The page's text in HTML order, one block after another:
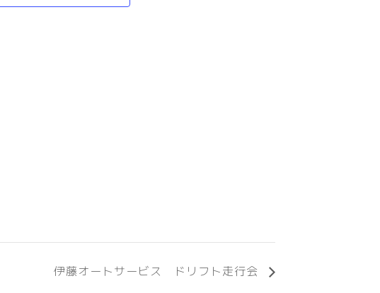
伊藤オートサービス ドリフト走行会